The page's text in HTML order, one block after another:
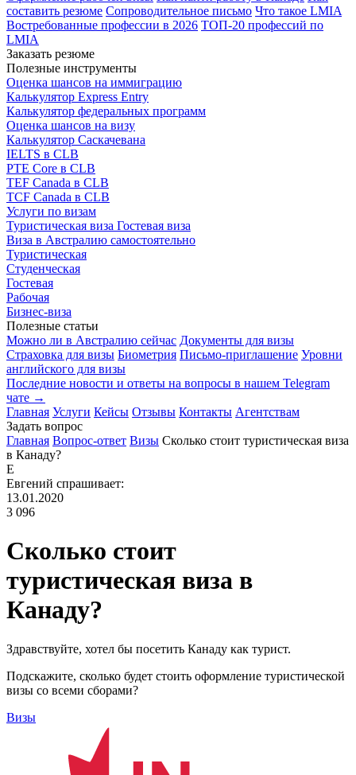
составить резюме Сопроводительное письмо Что такое LMIA
Востребованные профессии в 2026 ТОП-20 профессий по
LMIA
Заказать резюме
Полезные инструменты
Оценка шансов на иммиграцию
Калькулятор Express Entry
Калькулятор федеральных программ
Оценка шансов на визу
Калькулятор Саскачевана
IELTS в CLB
PTE Core в CLB
TEF Canada в CLB
TCF Canada в CLB
Услуги по визам
Туристическая виза Гостевая виза
Виза в Австралию самостоятельно
Туристическая
Студенческая
Гостевая
Рабочая
Бизнес-виза
Полезные статьи
Можно ли в Австралию сейчас Документы для визы
Страховка для визы Биометрия Письмо-приглашение Уровни
английского для визы
Последние новости и ответы на вопросы в нашем Telegram
чате →
Главная Услуги Кейсы Отзывы Контакты Агентствам
Задать вопрос
Главная Вопрос-ответ Визы Сколько стоит туристическая виза
в Канаду?
Е
Евгений спрашивает:
13.01.2020
3 096
Сколько стоит
туристическая виза в
Канаду?
Здравствуйте, хотел бы посетить Канаду как турист.
Подскажите, сколько будет стоить оформление туристической
визы со всеми сборами?
Визы